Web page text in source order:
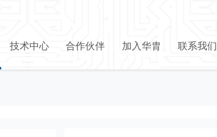
技术中心 合作伙伴 加入华胄 联系我们